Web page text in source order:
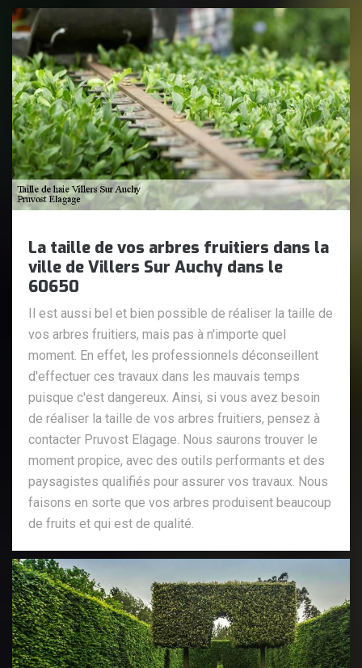
La taille de vos arbres fruitiers dans la
ville de Villers Sur Auchy dans le
60650
Il est aussi bel et bien possible de réaliser la taille de
vos arbres fruitiers, mais pas à n'importe quel
moment. En effet, les professionnels déconseillent
d'effectuer ces travaux dans les mauvais temps
puisque c'est dangereux. Ainsi, si vous avez besoin
de réaliser la taille de vos arbres fruitiers, pensez à
contacter Pruvost Elagage. Nous saurons trouver le
moment propice, avec des outils performants et des
paysagistes qualifiés pour assurer vos travaux. Nous
faisons en sorte que vos arbres produisent beaucoup
de fruits et qui est de qualité.